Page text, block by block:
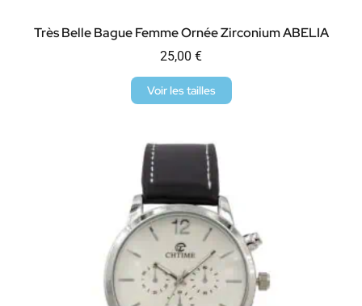
Très Belle Bague Femme Ornée Zirconium ABELIA
25,00 €
Voir les tailles